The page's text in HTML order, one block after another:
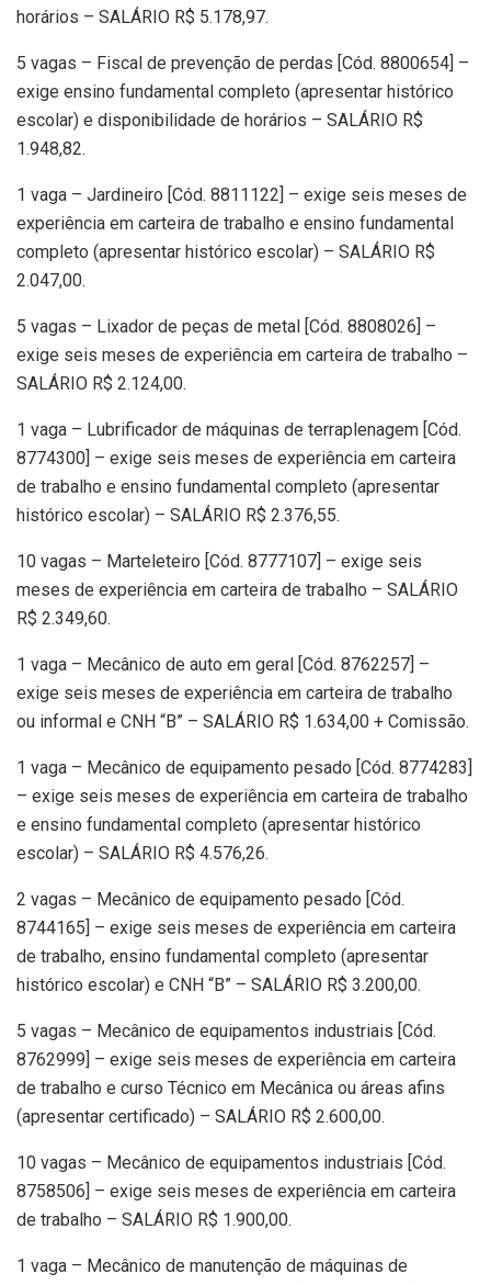
horários – SALÁRIO R$ 5.178,97.
5 vagas – Fiscal de prevenção de perdas [Cód. 8800654] –
exige ensino fundamental completo (apresentar histórico
escolar) e disponibilidade de horários – SALÁRIO R$
1.948,82.
1 vaga – Jardineiro [Cód. 8811122] – exige seis meses de
experiência em carteira de trabalho e ensino fundamental
completo (apresentar histórico escolar) – SALÁRIO R$
2.047,00.
5 vagas – Lixador de peças de metal [Cód. 8808026] –
exige seis meses de experiência em carteira de trabalho –
SALÁRIO R$ 2.124,00.
1 vaga – Lubrificador de máquinas de terraplenagem [Cód.
8774300] – exige seis meses de experiência em carteira
de trabalho e ensino fundamental completo (apresentar
histórico escolar) – SALÁRIO R$ 2.376,55.
10 vagas – Marteleteiro [Cód. 8777107] – exige seis
meses de experiência em carteira de trabalho – SALÁRIO
R$ 2.349,60.
1 vaga – Mecânico de auto em geral [Cód. 8762257] –
exige seis meses de experiência em carteira de trabalho
ou informal e CNH “B” – SALÁRIO R$ 1.634,00 + Comissão.
1 vaga – Mecânico de equipamento pesado [Cód. 8774283]
– exige seis meses de experiência em carteira de trabalho
e ensino fundamental completo (apresentar histórico
escolar) – SALÁRIO R$ 4.576,26.
2 vagas – Mecânico de equipamento pesado [Cód.
8744165] – exige seis meses de experiência em carteira
de trabalho, ensino fundamental completo (apresentar
histórico escolar) e CNH “B” – SALÁRIO R$ 3.200,00.
5 vagas – Mecânico de equipamentos industriais [Cód.
8762999] – exige seis meses de experiência em carteira
de trabalho e curso Técnico em Mecânica ou áreas afins
(apresentar certificado) – SALÁRIO R$ 2.600,00.
10 vagas – Mecânico de equipamentos industriais [Cód.
8758506] – exige seis meses de experiência em carteira
de trabalho – SALÁRIO R$ 1.900,00.
1 vaga – Mecânico de manutenção de máquinas de